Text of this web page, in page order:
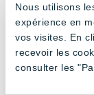
Nous utilisons
expérience en
vos visites. En
recevoir les
consulter les
Bicolour
Dimmin
g
180cm
Tube –
g
Red